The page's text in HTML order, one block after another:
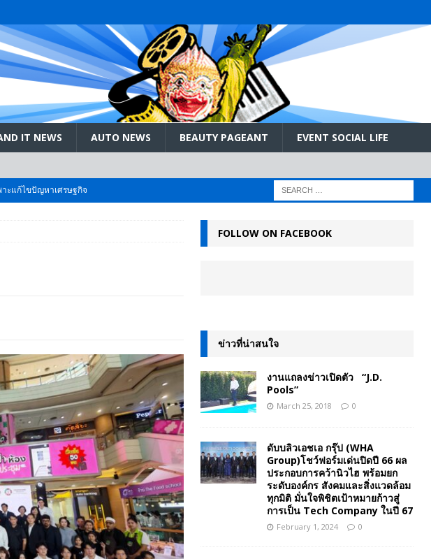
IT NEWS AUTO NEWS BEAUTY PAGEANT EVENT SOCIAL LIFE
ะแก้ไขปัญหาเศรษฐกิจ
พลาด 25 มีค. – 5
นกำแพง ‘บ้านใหญ่’ ใน
FOLLOW ON FACEBOOK
ข่าวที่น่าสนใจ
งานแถลงข่าวเปิดตัว “J.D.
Pools”
March 25, 2018 0
ดับบลิวเอชเอ กรุ๊ป (WHA
Group)โชว์ฟอร์มเด่นปิดปี 66 ผล
ประกอบการคว้านิวไฮ พร้อมยก
ระดับองค์กร สังคมและสิ่งแวดล้อม
ทุกมิติ มั่นใจพิชิตเป้าหมายก้าวสู่
การเป็น Tech Company ในปี 67
February 1, 2024 0